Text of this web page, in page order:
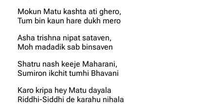
Mokun Matu kashta ati ghero,
Tum bin kaun hare dukh mero
Asha trishna nipat sataven,
Moh madadik sab binsaven
Shatru nash keeje Maharani,
Sumiron ikchit tumhi Bhavani
Karo kripa hey Matu dayala
Riddhi-Siddhi de karahu nihala